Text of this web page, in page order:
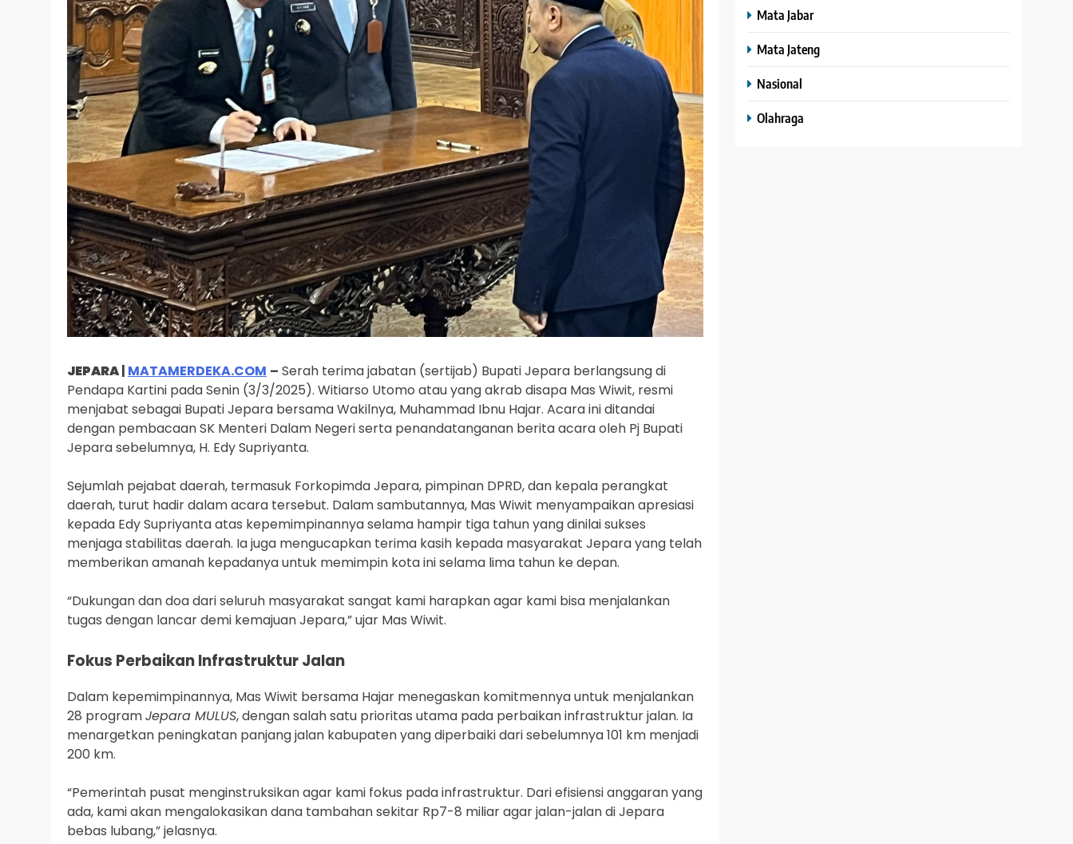
JEPARA| MATAMERDEKA.COM – Serah terima jabatan (sertijab) Bupati Jepara berlangsung di
Pendapa Kartini pada Senin (3/3/2025). Witiarso Utomo atau yang akrab disapa Mas Wiwit, resmi
menjabat sebagai Bupati Jepara bersama Wakilnya, Muhammad Ibnu Hajar. Acara ini ditandai
dengan pembacaan SK Menteri Dalam Negeri serta penandatanganan berita acara oleh Pj Bupati
Jepara sebelumnya, H. Edy Supriyanta.
Sejumlah pejabat daerah, termasuk Forkopimda Jepara, pimpinan DPRD, dan kepala perangkat
daerah, turut hadir dalam acara tersebut. Dalam sambutannya, Mas Wiwit menyampaikan apresiasi
kepada Edy Supriyanta atas kepemimpinannya selama hampir tiga tahun yang dinilai sukses
menjaga stabilitas daerah. Ia juga mengucapkan terima kasih kepada masyarakat Jepara yang telah
memberikan amanah kepadanya untuk memimpin kota ini selama lima tahun ke depan.
“Dukungan dan doa dari seluruh masyarakat sangat kami harapkan agar kami bisa menjalankan
tugas dengan lancar demi kemajuan Jepara,” ujar Mas Wiwit.
Fokus Perbaikan Infrastruktur Jalan
Dalam kepemimpinannya, Mas Wiwit bersama Hajar menegaskan komitmennya untuk menjalankan
28 programJepara MULUS, dengan salah satu prioritas utama pada perbaikan infrastruktur jalan. Ia
menargetkan peningkatan panjang jalan kabupaten yang diperbaiki dari sebelumnya 101 km menjadi
200 km.
“Pemerintah pusat menginstruksikan agar kami fokus pada infrastruktur. Dari efisiensi anggaran yang
ada, kami akan mengalokasikan dana tambahan sekitar Rp7-8 miliar agar jalan-jalan di Jepara
bebas lubang,” jelasnya.
Mata Jabar
Mata Jateng
Nasional
Olahraga